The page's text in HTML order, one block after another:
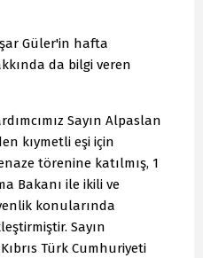
Güler'in hafta
da bilgi veren
Sayın Alpaslan
kıymetli eşi için
törenine katılmış, 1
Bakanı ile ikili ve
konularında
Sayın
Türk Cumhuriyeti